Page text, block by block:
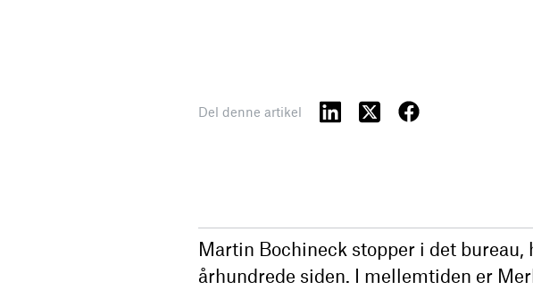
Del denne artikel
Martin Bochineck stopper i det
århundrede siden. I mellemtiden er